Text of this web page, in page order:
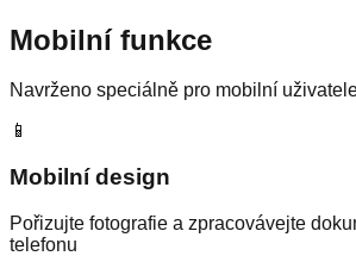
Mobilní funkce
Navrženo speciálně pro mobilní
📱
Mobilní design
Pořizujte fotografie a zpracovávejte
telefonu